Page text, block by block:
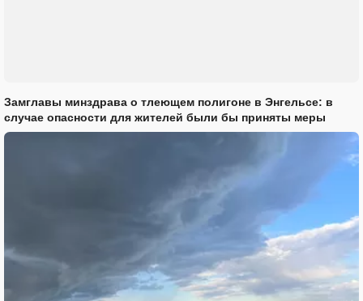
Замглавы минздрава о тлеющем полигоне в Энгельсе: в
случае опасности для жителей были бы приняты меры